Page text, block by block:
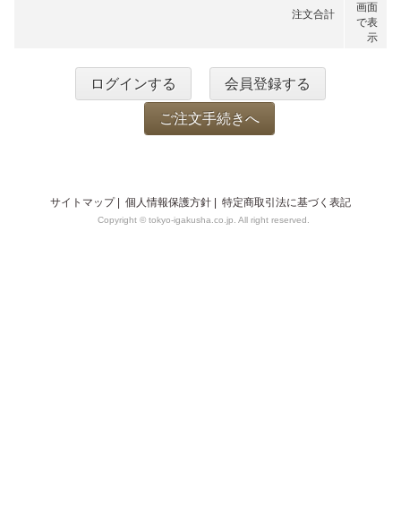
注文合計
画面
で表
示
ログインする 会員登録する
ご注文手続きへ
サイトマップ| 個人情報保護方針 特定商取引法に基づく表記
Copyright © tokyo-igakusha.co.jp. All right reserved.